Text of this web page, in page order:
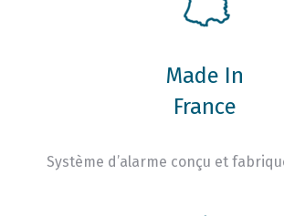
Made In
France
Système d’alarme conçu et